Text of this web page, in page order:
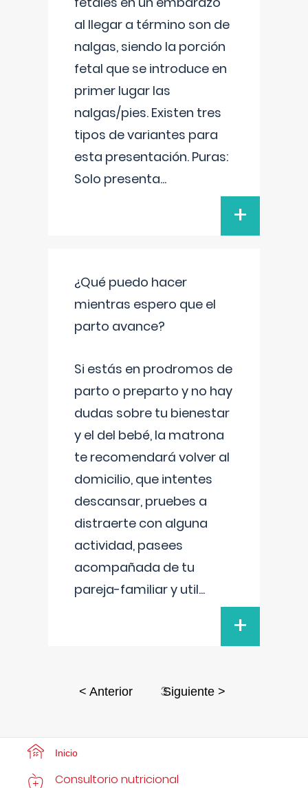
al llegar a término son de
nalgas, siendo la porción
fetal que se introduce en
primer lugar las
nalgas/pies. Existen tres
tipos de variantes para
esta presentación. Puras:
Solo presenta...
+
¿Qué puedo hacer
mientras espero que el
parto avance?
Si estás en prodromos de
parto o preparto y no hay
dudas sobre tu bienestar
y el del bebé, la matrona
te recomendará volver al
domicilio, que intentes
descansar, pruebes a
distraerte con alguna
actividad, pasees
acompañada de tu
pareja-familiar y util...
+
< Anterior 3Siguiente >
Inicio
Consultorio nutricional